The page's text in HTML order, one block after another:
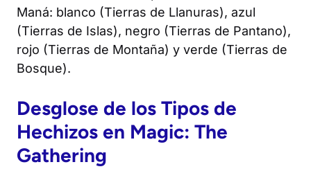
Maná: blanco (Tierras de Llanuras), azul
(Tierras de Islas), negro (Tierras de Pantano),
rojo (Tierras de Montaña) y verde (Tierras de
Bosque).
Desglose de los Tipos de
Hechizos en Magic: The
Gathering